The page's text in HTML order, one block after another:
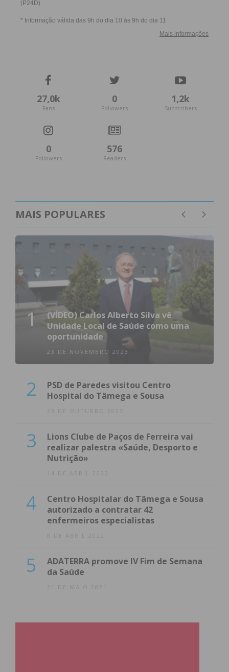
27,0k
Fans
0
Followers
1,2k
Subscribers
0
Followers
576
Readers
MAIS POPULARES
1
(VÍDEO) Carlos Alberto Silva vê
Unidade Local de Saúde como uma
oportunidade
23 DE NOVEMBRO 2023
2
PSD de Paredes visitou Centro
Hospital do Tâmega e Sousa
23 DE OUTUBRO 2023
3
Lions Clube de Paços de Ferreira vai
realizar palestra «Saúde, Desporto e
Nutrição»
14 DE ABRIL 2022
4
Centro Hospitalar do Tâmega e Sousa
autorizado a contratar 42
enfermeiros especialistas
8 DE ABRIL 2022
5
ADATERRA promove IV Fim de Semana
da Saúde
21 DE MAIO 2021